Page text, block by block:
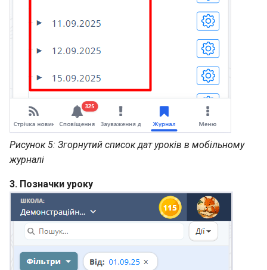
Рисунок 5: Згорнутий список дат уроків в мобільному
журналі
3. Позначки уроку